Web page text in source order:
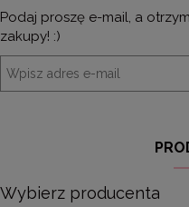
Podaj proszę e-mail, a
zakupy! :)
Wybierz producenta